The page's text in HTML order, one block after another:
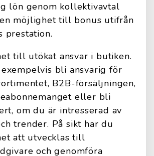
lön genom kollektivavtal
möjlighet till bonus utifrån
prestation.
till utökat ansvar i butiken.
bli ansvarig för
B2B-försäljningen,
eller bli
om du är intresserad av
trender. På sikt har du
att utvecklas till
och genomföra